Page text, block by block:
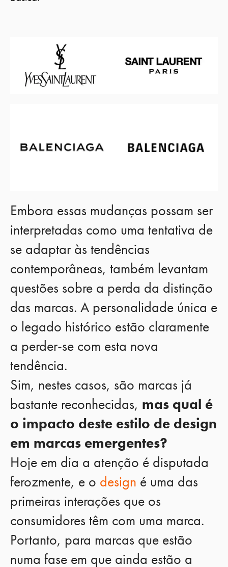
Embora essas mudanças possam ser
interpretadas como uma tentativa de
se adaptar às tendências
contemporâneas, também levantam
questões sobre a perda da distinção
das marcas. A personalidade única e
o legado histórico estão claramente
a perder-se com esta nova
tendência.
Sim, nestes casos, são marcas já
bastante reconhecidas, mas qual é
o impacto deste estilo de design
em marcas emergentes?
Hoje em dia a atenção é disputada
ferozmente, e o design é uma das
primeiras interações que os
consumidores têm com uma marca.
Portanto, para marcas que estão
numa fase em que ainda estão a